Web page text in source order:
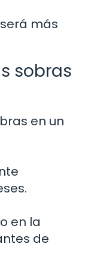
más
sobras
en un
en la
de